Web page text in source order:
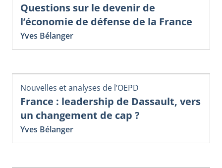
Questions sur le devenir de
l’économie de défense de la France
Yves Bélanger
Nouvelles et analyses de l’OEPD
France : leadership de Dassault, vers
un changement de cap ?
Yves Bélanger